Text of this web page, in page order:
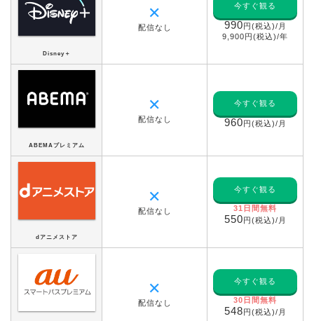
Disney＋
✕
配信なし
今すぐ観る
990円(税込)/月
9,900円(税込)/年
ABEMAプレミアム
✕
配信なし
今すぐ観る
960円(税込)/月
dアニメストア
✕
配信なし
今すぐ観る
31日間無料
550円(税込)/月
✕
配信なし
今すぐ観る
30日間無料
548円(税込)/月